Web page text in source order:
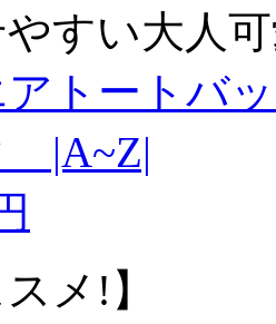
すい大人
アトートバ
|A~Z|
メ!】